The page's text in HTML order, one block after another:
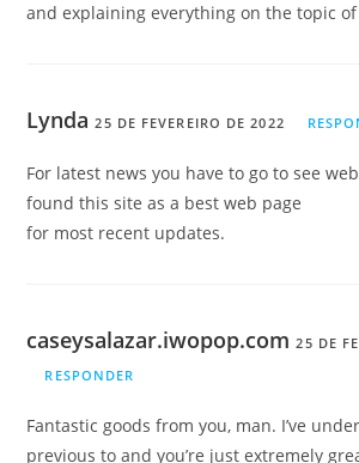
and explaining everything on the topic
Lynda 25 DE FEVEREIRO DE 2022
For latest news you have to go to see
found this site as a best web page
for most recent updates.
caseysalazar.iwopop.com 25 DE
RESPONDER
Fantastic goods from you, man. I’ve
previous to and you’re just extremely